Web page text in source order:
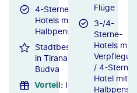
4-Sterne-
Hotels mit
Halbpension
Stadtbesichtigungen
in Tirana, Kotor &
Budva
Vorteil: Inkl.
Flüge
3-/4-
Sterne-
Hotels mit
Verpflegung
/ 4-Sterne-
Hotel mit
Halbpension